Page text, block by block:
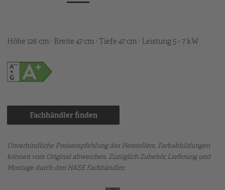
Höhe 126 cm · Breite 47 cm · Tiefe 47 cm · Leistung 5 - 7 kW
Fachhändler finden
Unverbindliche Preisempfehlung des Herstellers. Farbabbildungen
können vom Original abweichen. Zuzüglich Zubehör, Lieferung und
Montage durch den HASE Fachhändler.